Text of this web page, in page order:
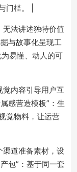
门槛。 |
无法讲述独特价值
与故事化呈现工
易懂、动人的可
觉内容引导用户互
感营造模板”：生
觉物料，让运营
渠道准备素材，设
包”：基于同一套